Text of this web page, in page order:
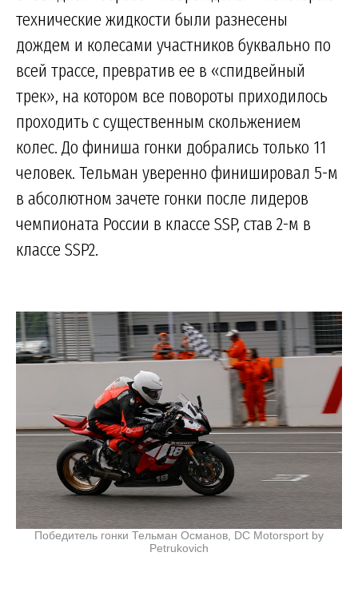
технические жидкости были разнесены
дождем и колесами участников буквально по
всей трассе, превратив ее в «спидвейный
трек», на котором все повороты приходилось
проходить с существенным скольжением
колес. До финиша гонки добрались только 11
человек. Тельман уверенно финишировал 5-м
в абсолютном зачете гонки после лидеров
чемпионата России в классе SSP, став 2-м в
классе SSP2.
Победитель гонки Тельман Османов, DC Motorsport by
Petrukovich